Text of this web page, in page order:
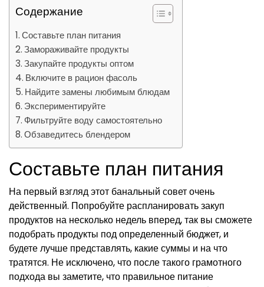
Содержание
Составьте план питания
Замораживайте продукты
Закупайте продукты оптом
Включите в рацион фасоль
Найдите замены любимым блюдам
Экспериментируйте
Фильтруйте воду самостоятельно
Обзаведитесь блендером
Составьте план питания
На первый взгляд этот банальный совет очень
действенный. Попробуйте распланировать закуп
продуктов на несколько недель вперед, так вы сможете
подобрать продукты под определенный бюджет, и
будете лучше представлять, какие суммы и на что
тратятся. Не исключено, что после такого грамотного
подхода вы заметите, что правильное питание